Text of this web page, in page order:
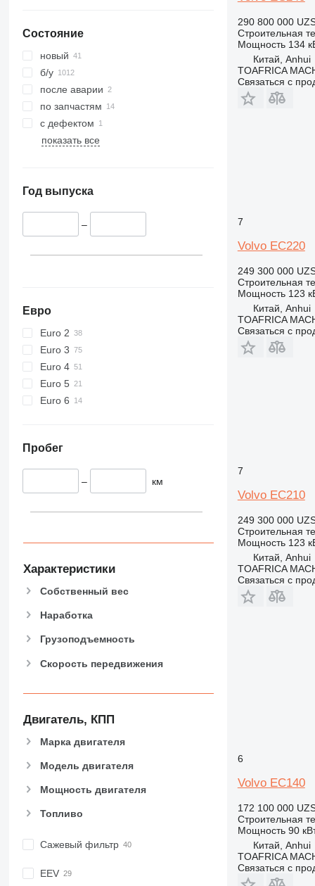
345
349
350
365
374
390
395
424
430
432
906
907
908
910
914
930
953
962
963
966
973
980
988
AP
CS
D series
F-series
IT
Состояние
новый
б/у
после аварии
по запчастям
с дефектом
показать все
Год выпуска
–
Евро
Euro 2
Euro 3
Euro 4
Euro 5
Euro 6
Пробег
– км
Характеристики
Собственный вес
Наработка
Грузоподъемность
Скорость передвижения
Двигатель, КПП
Марка двигателя
Модель двигателя
Мощность двигателя
Топливо
Сажевый фильтр
EEV
290 800 000
Строительная
Мощность 134
Китай, Anhui
TOAFRICA
Связаться с
7
Volvo EC220
249 300 000
Строительная
Мощность 123
Китай, Anhui
TOAFRICA
Связаться с
7
Volvo EC210
249 300 000
Строительная
Мощность 123
Китай, Anhui
TOAFRICA
Связаться с
6
Volvo EC140
172 100 000
Строительная
Мощность 90
Китай, Anhui
TOAFRICA
Связаться с